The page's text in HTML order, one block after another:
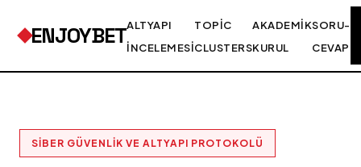
ENJOYBETALTYAPI
İNCELEMESI
TOPIC
CLUSTERS
AKADEMIK
KURUL
SORU-
CEVAP
SIBER GÜVENLIK VE ALTYAPI PROTOKOLÜ